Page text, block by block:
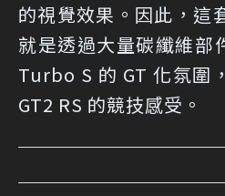
的視覺效果。因此，這
就是透過大量碳纖維部
Turbo S 的 GT 化氛圍
GT2 RS 的競技感受。